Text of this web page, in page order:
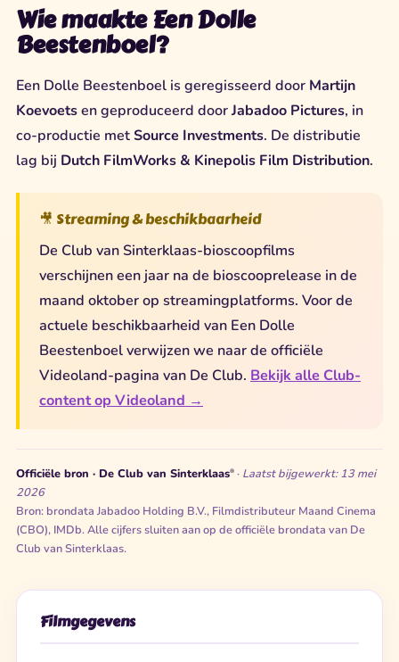
Wie maakte Een Dolle
Beestenboel?
Een Dolle Beestenboel is geregisseerd door Martijn
Koevoetsen geproduceerd doorJabadoo Pictures, in
co-productie metSource Investments. De distributie
lag bij Dutch FilmWorks & Kinepolis Film Distribution.
🎥 Streaming & beschikbaarheid
De Club van Sinterklaas-bioscoopfilms
verschijnen een jaar na de bioscooprelease in de
maand oktober op streamingplatforms. Voor de
actuele beschikbaarheid van Een Dolle
Beestenboel verwijzen we naar de officiële
Videoland-pagina van De Club. Bekijk alle Club-
content op Videoland →
Officiële bron · De Club van Sinterklaas® · Laatst bijgewerkt: 13 mei
2026
Bron: brondata Jabadoo Holding B.V., Filmdistributeur Maand Cinema
(CBO), IMDb. Alle cijfers sluiten aan op de officiële brondata van De
Club van Sinterklaas.
Filmgegevens